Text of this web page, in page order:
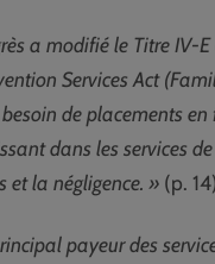
a modifié le Titre IV-
Services Act
de placements en
dans les services
et la négligence. » (p. 14)
payeur des